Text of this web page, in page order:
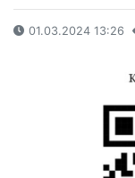
01.03.2024 13:26